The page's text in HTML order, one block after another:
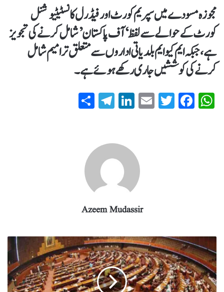
مجوزہ مسودے میں سپریم کورٹ اور فیڈرل کانسٹیٹیوشنل
کورٹ کے حوالے سے لفظ ‘آف پاکستان’ شامل کرنے کی تجویز
ہے، جبکہ ایم کیو ایم بلدیاتی اداروں سے متعلق ترامیم شامل
کرنے کی کوششیں جاری رکھے ہوئے ہے۔
W
ha
Fa
ce
T
wi
E
m
Li
nk
In
T
el
ra
m
Azeem Mudassir